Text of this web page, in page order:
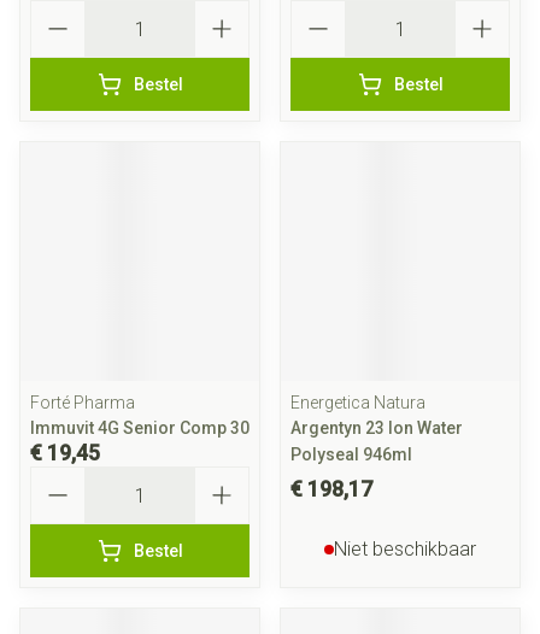
Bestel Bestel
Forté Pharma
Immuvit 4G Senior Comp 30
€ 19,45
Bestel
Energetica Natura
Argentyn 23 Ion Water
Polyseal 946ml
€ 198,17
Niet beschikbaar